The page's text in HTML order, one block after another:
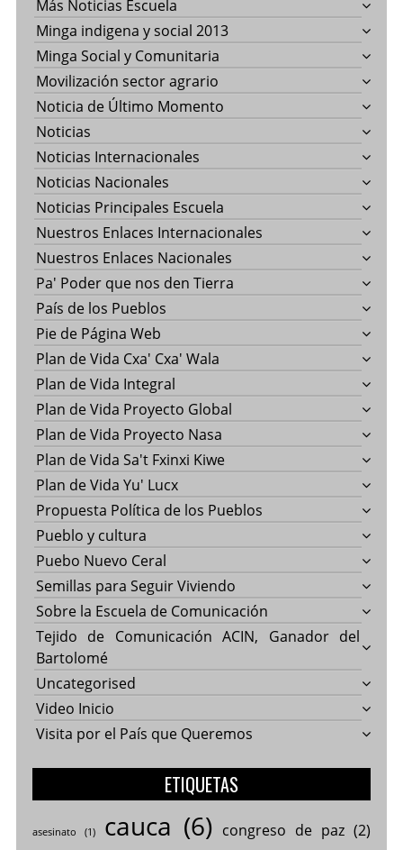
Más Noticias Escuela
Minga indigena y social 2013
Minga Social y Comunitaria
Movilización sector agrario
Noticia de Último Momento
Noticias
Noticias Internacionales
Noticias Nacionales
Noticias Principales Escuela
Nuestros Enlaces Internacionales
Nuestros Enlaces Nacionales
Pa' Poder que nos den Tierra
País de los Pueblos
Pie de Página Web
Plan de Vida Cxa' Cxa' Wala
Plan de Vida Integral
Plan de Vida Proyecto Global
Plan de Vida Proyecto Nasa
Plan de Vida Sa't Fxinxi Kiwe
Plan de Vida Yu' Lucx
Propuesta Política de los Pueblos
Pueblo y cultura
Puebo Nuevo Ceral
Semillas para Seguir Viviendo
Sobre la Escuela de Comunicación
Tejido de Comunicación ACIN, Ganador del
Bartolomé
Uncategorised
Video Inicio
Visita por el País que Queremos
ETIQUETAS
asesinato (1) cauca (6) congreso de paz(2)